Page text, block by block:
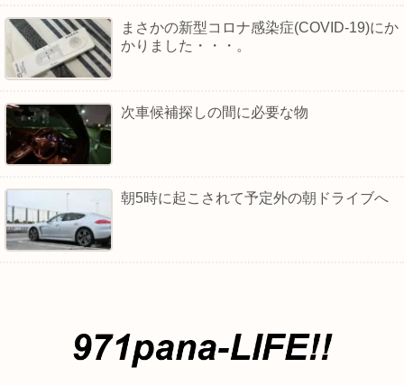
まさかの新型コロナ感染症(COVID‑19)にか
かりました・・・。
次車候補探しの間に必要な物
朝5時に起こされて予定外の朝ドライブへ